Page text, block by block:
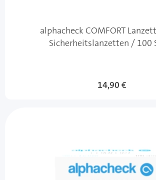
alphacheck COMFORT
Sicherheitslanzetten / 100
14,90 €